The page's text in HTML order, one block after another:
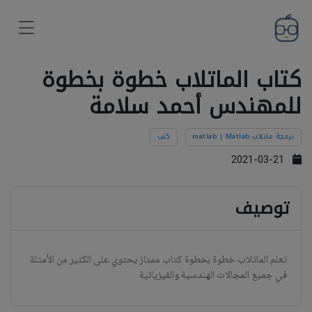
كتاب الماتلاب خطوة بخطوة
للمهندس أحمد سلامة
برمجة ماتلاب matlab | Matlab كتب
توصيف
تعلم الماتلاب خطوة بخطوة كتاب ممتاز يحتوي على الكثير من الأمثلة
في جميع المجالات الهندسية والفيزيائية